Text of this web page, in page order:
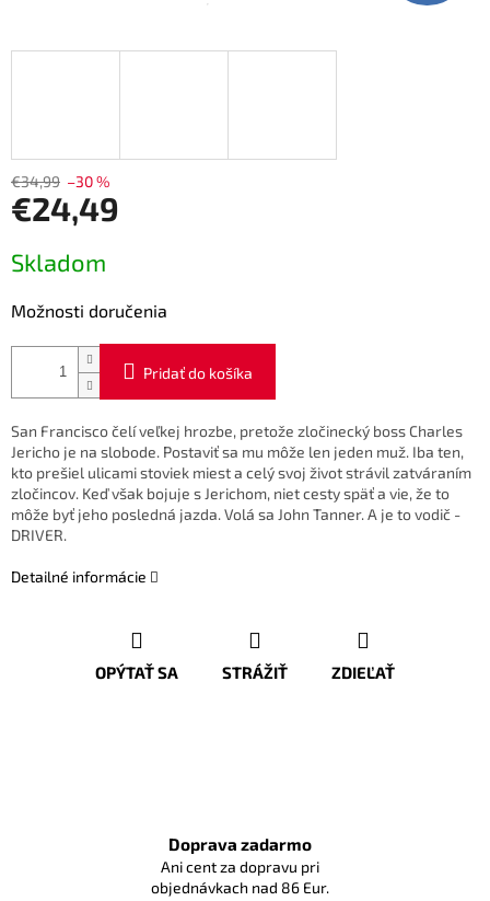
€34,99 –30 %
€24,49
cena:
Skladom
Možnosti doručenia
Pridať do košíka
San Francisco čelí veľkej hrozbe, pretože zločinecký boss Charles
Jericho je na slobode. Postaviť sa mu môže len jeden muž. Iba ten,
kto prešiel ulicami stoviek miest a celý svoj život strávil zatváraním
zločincov. Keď však bojuje s Jerichom, niet cesty späť a vie, že to
môže byť jeho posledná jazda. Volá sa John Tanner. A je to vodič -
DRIVER.
Detailné informácie
OPÝTAŤ SA STRÁŽIŤ ZDIEĽAŤ
Doprava zadarmo
Ani cent za dopravu pri
objednávkach nad 86 Eur.